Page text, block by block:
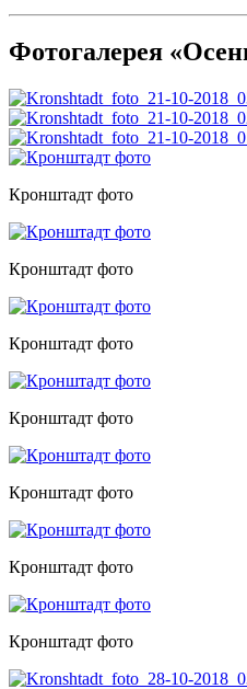
Фотогалерея
Кронштадт фото
Кронштадт фото
Кронштадт фото
Кронштадт фото
Кронштадт фото
Кронштадт фото
Кронштадт фото